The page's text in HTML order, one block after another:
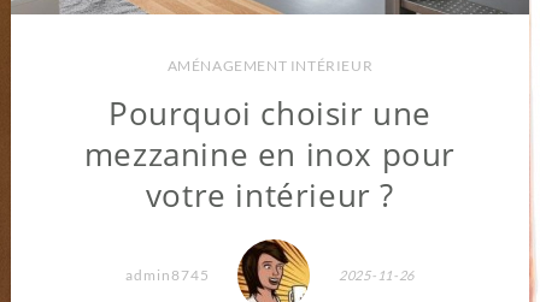
AMÉNAGEMENT INTÉRIEUR
Pourquoi choisir une
mezzanine en inox pour
votre intérieur ?
admin8745 2025-11-26